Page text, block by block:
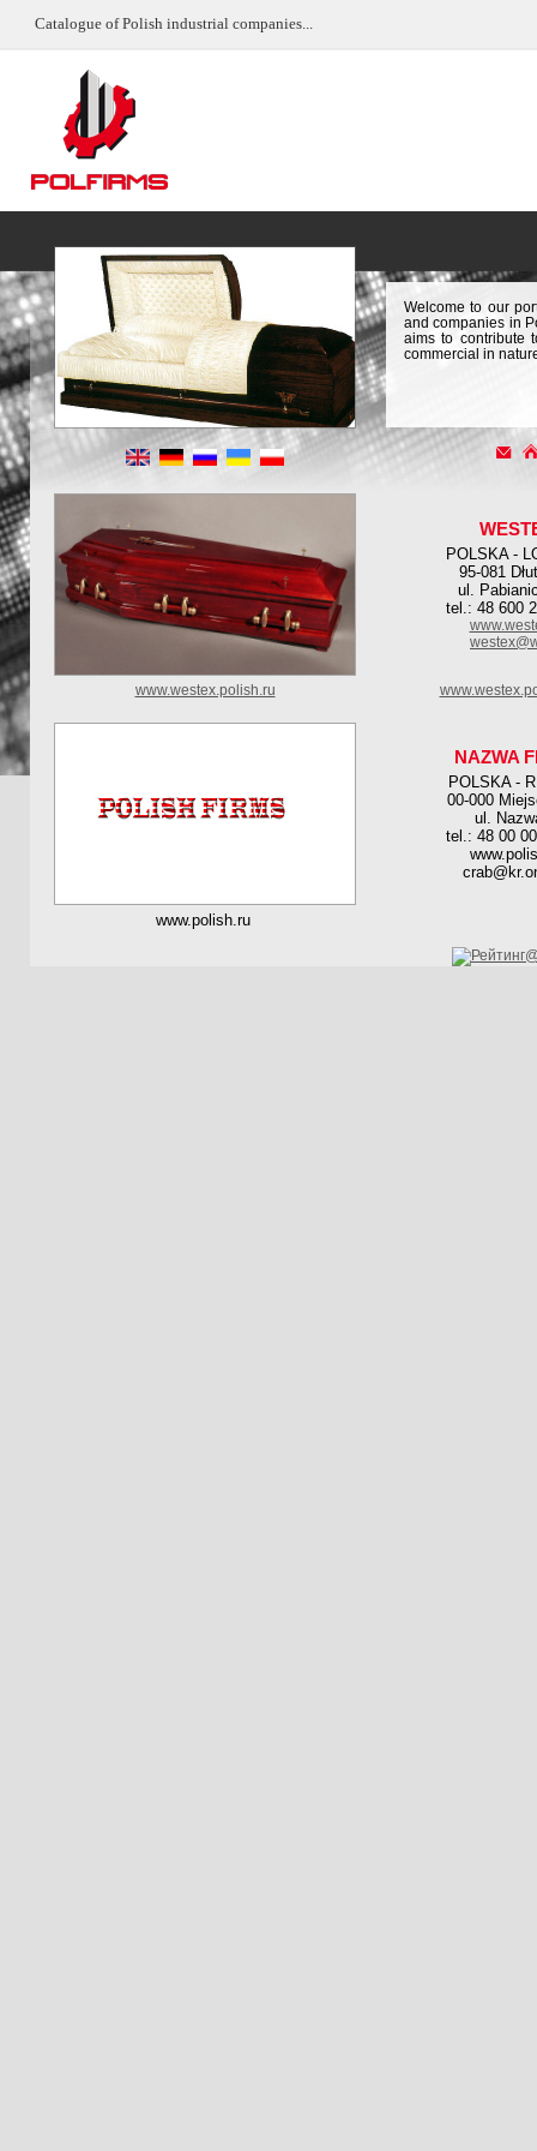
Catalogue of Polish industrial companies...
Welcome to our
and companies in
aims to contribute
commercial in
POLSKA -
95-081
ul.
tel.: 48 600
www.westex.polish.ru
NAZWA
POLSKA -
00-000
ul.
tel.: 48 00
www.polish.ru